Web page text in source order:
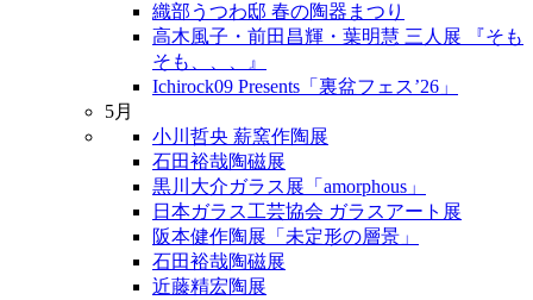
織部うつわ邸 春の陶器まつり
高木風子・前田昌輝・葉明慧 三人展 『そも
そも、、、』
Ichirock09 Presents「裏盆フェス’26」
5月
小川哲央 薪窯作陶展
石田裕哉陶磁展
黒川大介ガラス展「amorphous」
日本ガラス工芸協会 ガラスアート展
阪本健作陶展「未定形の層景」
石田裕哉陶磁展
近藤精宏陶展